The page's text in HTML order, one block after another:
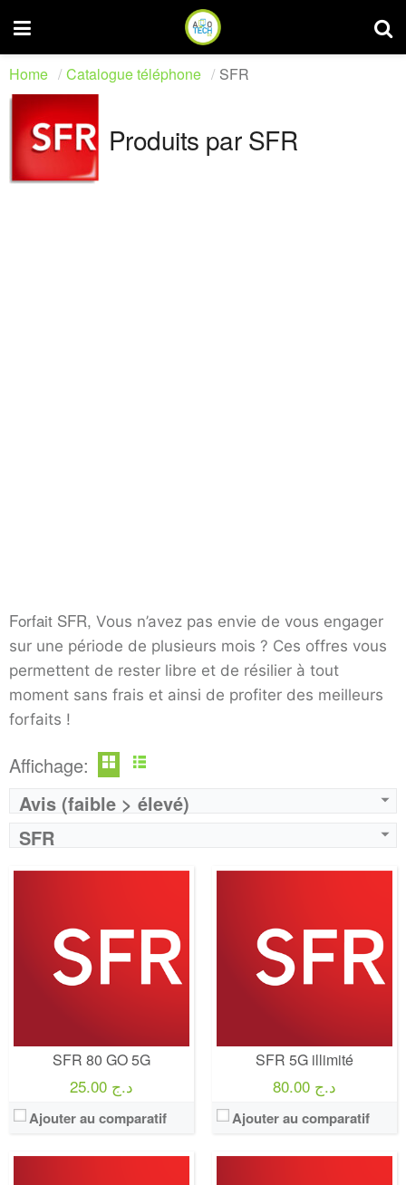
Home Catalogue téléphone SFR
Produits par SFR
Forfait SFR, Vous n’avez pas envie de vous engager
sur une période de plusieurs mois ? Ces offres vous
permettent de rester libre et de résilier à tout
moment sans frais et ainsi de profiter des meilleurs
forfaits !
Affichage:
Avis (faible > élevé)
SFR
SFR 80 GO 5G
25.00 د.ج
Ajouter au comparatif
Operateur:SFR
Forfait: SFR 80 GO 5G
25€/MOIS Pendant 12 mois puis 40€/mois Engagement 12 mois
Crédit:illimité
Offre:Engagement 12 mois
Internet:
SFR 5G illimité
80.00 د.ج
Ajouter au comparatif
Operateur:SFR
Forfait:SFR 5G illimité
80 EURO Pendant 12 mois puis 95€/mois
Crédit:illimité
Offre:Engagement 12 mois
SFR 100 GO 5G
35€/MOIS Pendant 12 mois puis 50€/mois Engagement 12 mois
illimité
Engagement 12 mois
SFR 150 GO 5G
50€/MOIS Pendant 12 mois puis 65€/mois Engagement 12 mois
illimité
Engagement 12 mois